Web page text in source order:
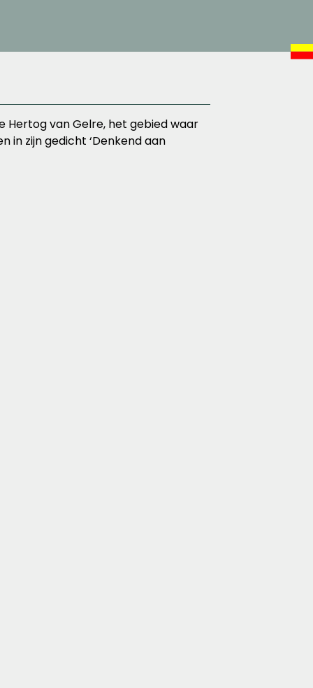
Hertog van Gelre, het gebied waar
in zijn gedicht ‘Denkend aan